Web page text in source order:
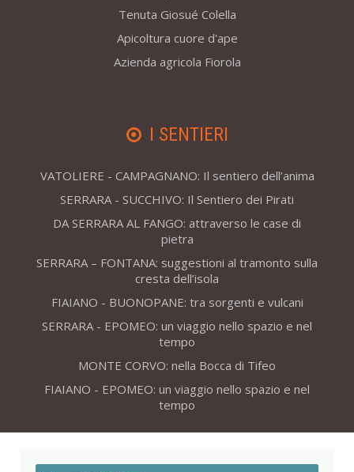
Tenuta Giosué Colella
Apicoltura cuore d'ape
Azienda agricola Fiorola
I SENTIERI
VATOLIERE - CAMPAGNANO: Il sentiero dell’anima
SERRARA - SUCCHIVO: Il Sentiero dei Pirati
DA SERRARA AL FANGO: attraverso le case di
pietra
SERRARA – FONTANA: suggestioni al tramonto sulla
cresta dell’isola
FIAIANO - BUONOPANE: tra sorgenti e vulcani
SERRARA - EPOMEO: un viaggio nello spazio e nel
tempo
MONTE CORVO: nella Bocca di Tifeo
FIAIANO - EPOMEO: un viaggio nello spazio e nel
tempo